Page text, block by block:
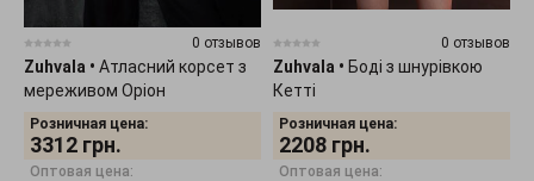
0 отзывов
Zuhvala • Атласний корсет з
мереживом Оріон
Розничная цена:
3312 грн.
Оптовая цена:
0 отзывов
Zuhvala • Боді з шнурівкою
Кетті
Розничная цена:
2208 грн.
Оптовая цена: